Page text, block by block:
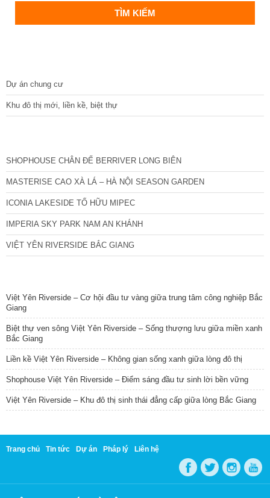
Dự án chung cư
Khu đô thị mới, liền kề, biệt thự
SHOPHOUSE CHÂN ĐẾ BERRIVER LONG BIÊN
MASTERISE CAO XÀ LÁ – HÀ NỘI SEASON GARDEN
ICONIA LAKESIDE TỐ HỮU MIPEC
IMPERIA SKY PARK NAM AN KHÁNH
VIỆT YÊN RIVERSIDE BẮC GIANG
Việt Yên Riverside – Cơ hội đầu tư vàng giữa trung tâm công nghiệp Bắc
Giang
Biệt thự ven sông Việt Yên Riverside – Sống thượng lưu giữa miền xanh
Bắc Giang
Liền kề Việt Yên Riverside – Không gian sống xanh giữa lòng đô thị
Shophouse Việt Yên Riverside – Điểm sáng đầu tư sinh lời bền vững
Việt Yên Riverside – Khu đô thị sinh thái đẳng cấp giữa lòng Bắc Giang
Trang chủ Tin tức Dự án Pháp lý Liên hệ